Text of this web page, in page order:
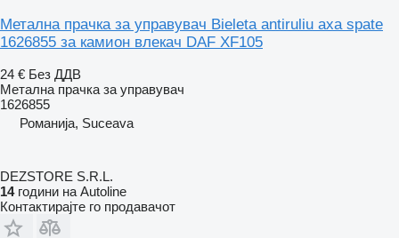
Метална прачка за управувач Bieleta antiruliu axa spate
1626855 за камион влекач DAF XF105
24 € Без ДДВ
Метална прачка за управувач
1626855
Романија, Suceava
DEZSTORE S.R.L.
14години на Autoline
Контактирајте го продавачот